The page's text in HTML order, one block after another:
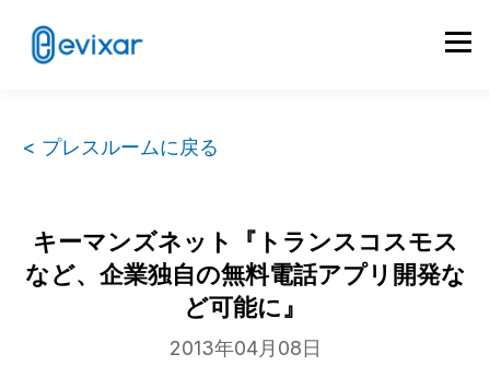
< プレスルームに戻る
キーマンズネット『トランスコスモス
など、企業独自の無料電話アプリ開発な
ど可能に』
2013年04月08日